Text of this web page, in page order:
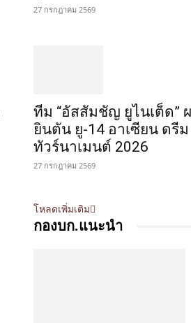
27 กรกฎาคม 2569
ทีม “อัสสัมชัญ ยูไนเต็ด”
ยินตัน ยู-14 อาเซียน ดรี
ทัวร์นาเมนต์ 2026
27 กรกฎาคม 2569
โหลดเพิ่มเติม
กองบก.แนะนำ